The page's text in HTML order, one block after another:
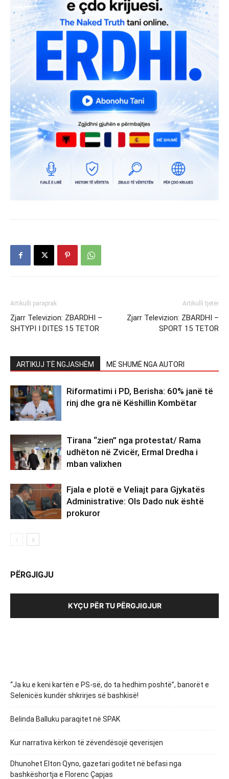
Artikulli paraprak
Zjarr Televizion: ZBARDHI –
SHTYPI I DITES 15 TETOR
Artikulli tjetër
Zjarr Televizion: ZBARDHI –
SPORT 15 TETOR
ARTIKUJ TË NGJASHËM MË SHUMË NGA AUTORI
Riformatimi i PD, Berisha: 60% janë të
rinj dhe gra në Këshillin Kombëtar
Tirana “zien” nga protestat/ Rama
udhëton në Zvicër, Ermal Dredha i
mban valixhen
Fjala e plotë e Veliajt para Gjykatës
Administrative: Ols Dado nuk është
prokuror
PËRGJIGJU
KYÇU PËR TU PËRGJIGJUR
“Ja ku e keni kartën e PS-së, do ta hedhim poshtë”, banorët e
Selenicës kundër shkrirjes së bashkisë!
Belinda Balluku paraqitet në SPAK
Kur narrativa kërkon të zëvendësojë qeverisjen
Dhunohet Elton Qyno, gazetari goditet në befasi nga
bashkëshortja e Florenc Çapjas